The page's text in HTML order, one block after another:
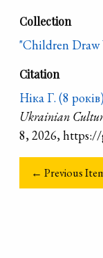
Collection
"Children Draw
Citation
Ніка Г. (8
Ukrainian
8, 2026,
← Previous